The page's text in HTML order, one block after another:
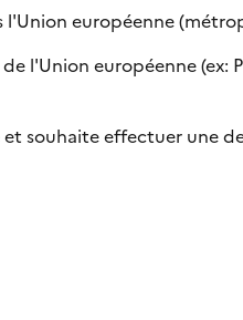
l'Union européenne
de l'Union européenne
et souhaite effectuer une